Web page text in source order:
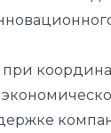
в эти дни,